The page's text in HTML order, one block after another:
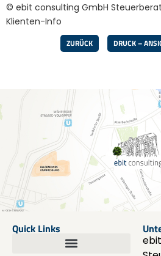
© ebit consulting GmbH
Klienten-Info
ZURÜCK DRUCK –
Quick Links